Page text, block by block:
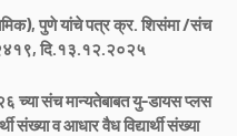
पुणे यांचे पत्र क्र. शिसंमा /संच
दि.१३.१२.२०२५
च्या संच मान्यतेबाबत यु-डायस प्लस
संख्या व आधार वैध विद्यार्थी संख्या